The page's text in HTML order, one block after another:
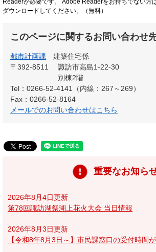
Readerが必要です。
Adobe Readerをお持ちでない方
ダウンロードしてください。（無料）
このページに関するお問い合わせ
都市計画課
建築住宅係
〒392-8511
諏訪市高島1-22-30
別棟2階
Tel：0266-52-4141（内線：267～269）
Fax：0266-52-8164
メールでのお問い合わせはこちら
重要なお知ら
2026年8月4日更新
第78回諏訪湖祭湖上花火大会 当日情報
2026年8月3日更新
【令和8年8月3日～】市民課窓口の受付時間